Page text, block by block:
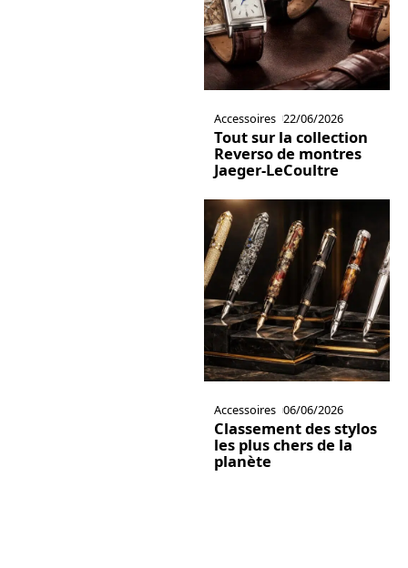
Accessoires 22/06/2026
Tout sur la collection
Reverso de montres
Jaeger-LeCoultre
Accessoires 06/06/2026
Classement des stylos
les plus chers de la
planète